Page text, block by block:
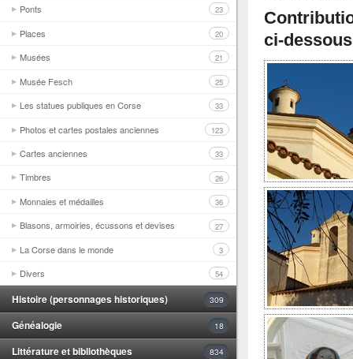
Ponts 23
Places 20
Musées 21
Musée Fesch 25
Les statues publiques en Corse 33
Photos et cartes postales anciennes 123
Cartes anciennes 33
Timbres 26
Monnaies et médailles 36
Blasons, armoiries, écussons et devises 27
La Corse dans le monde 3
Divers 54
Histoire (personnages historiques) 309
Généalogie 18
Littérature et bibliothèques 834
ci-